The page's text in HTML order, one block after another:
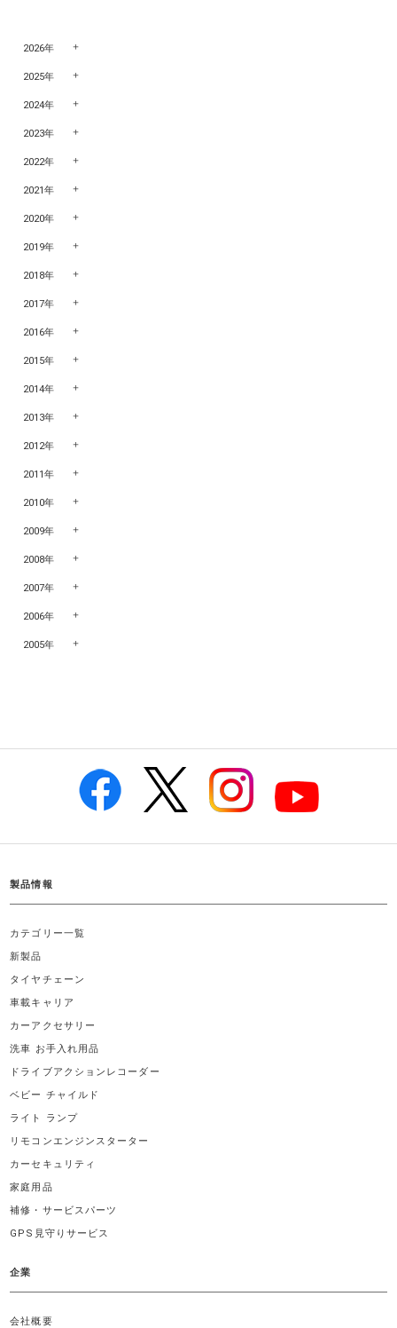
2026年
2025年
2024年
2023年
2022年
2021年
2020年
2019年
2018年
2017年
2016年
2015年
2014年
2013年
2012年
2011年
2010年
2009年
2008年
2007年
2006年
2005年
製品情報
カテゴリー一覧
新製品
タイヤチェーン
車載キャリア
カーアクセサリー
洗車 お手入れ用品
ドライブアクションレコーダー
ベビー チャイルド
ライト ランプ
リモコンエンジンスターター
カーセキュリティ
家庭用品
補修・サービスパーツ
GPS見守りサービス
企業
会社概要